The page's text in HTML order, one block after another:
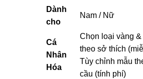
Dành
cho
Nam / Nữ
Cá
Nhân
Hóa
Chọn loại vàng
theo sở thích
Tùy chỉnh mẫu
cầu (tính phí)